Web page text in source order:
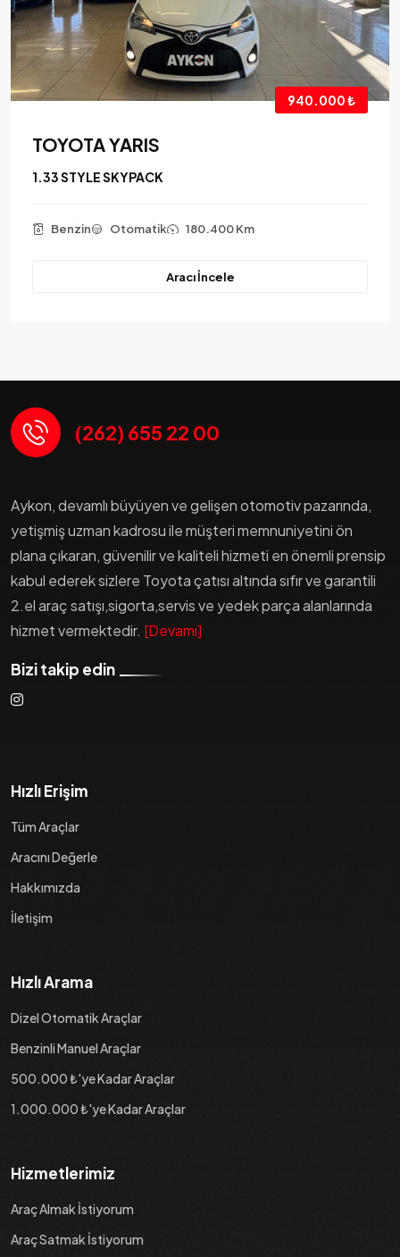
940.000 ₺
TOYOTA YARIS
1.33 STYLE SKYPACK
Benzin Otomatik 180.400 Km
Aracı İncele
(262) 655 22 00
Aykon, devamlı büyüyen ve gelişen otomotiv pazarında,
yetişmiş uzman kadrosu ile müşteri memnuniyetini ön
plana çıkaran, güvenilir ve kaliteli hizmeti en önemli prensip
kabul ederek sizlere Toyota çatısı altında sıfır ve garantili
2.el araç satışı,sigorta,servis ve yedek parça alanlarında
hizmet vermektedir. [Devamı]
Bizi takip edin
Hızlı Erişim
Tüm Araçlar
Aracını Değerle
Hakkımızda
İletişim
Hızlı Arama
Dizel Otomatik Araçlar
Benzinli Manuel Araçlar
500.000 ₺'ye Kadar Araçlar
1.000.000 ₺'ye Kadar Araçlar
Hizmetlerimiz
Araç Almak İstiyorum
Araç Satmak İstiyorum